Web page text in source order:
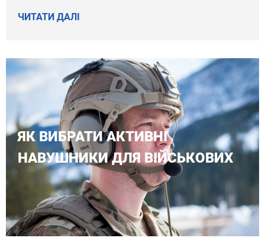
ЧИТАТИ ДАЛІ
ЯК ВИБРАТИ АКТИВНІ
НАВУШНИКИ ДЛЯ ВІЙСЬКОВИХ